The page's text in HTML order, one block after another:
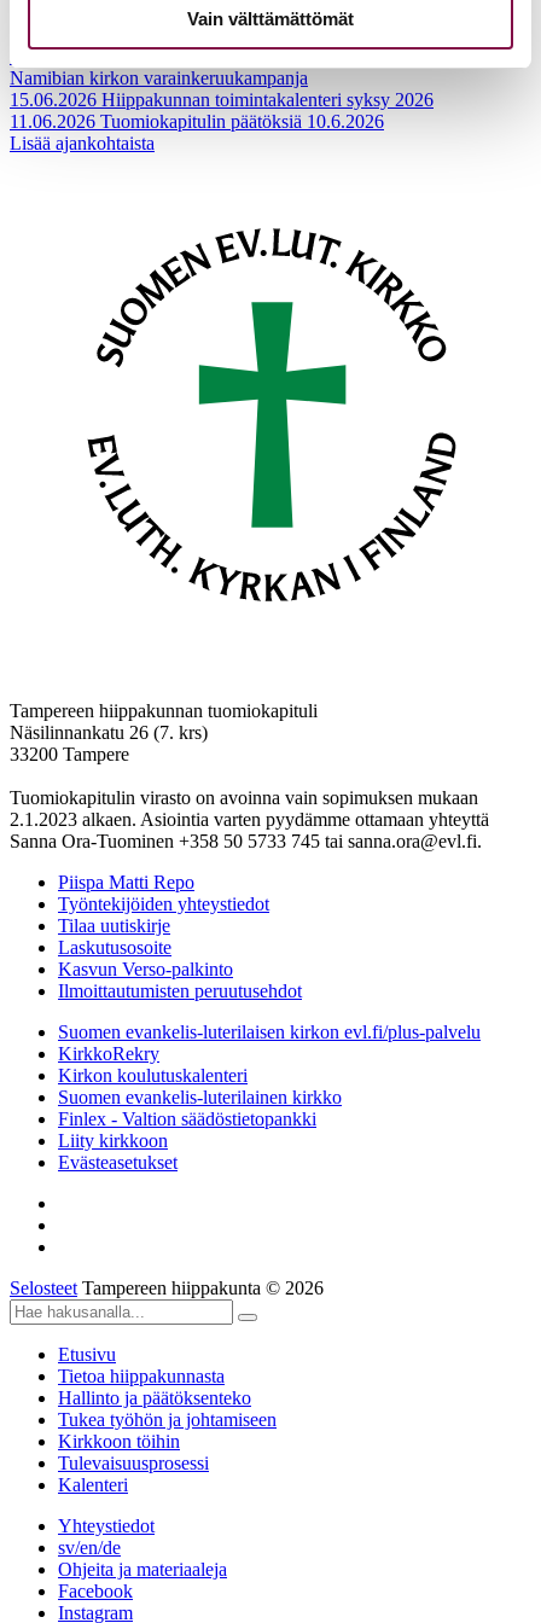
Vain välttämättömät
17.06.2026 Pelastetaan Namibian alkukirkko – yhdessä! –
Namibian kirkon varainkeruukampanja
15.06.2026 Hiippakunnan toimintakalenteri syksy 2026
11.06.2026 Tuomiokapitulin päätöksiä 10.6.2026
Lisää ajankohtaista
Tampereen hiippakunnan tuomiokapituli
Näsilinnankatu 26 (7. krs)
33200 Tampere
Tuomiokapitulin virasto on avoinna vain sopimuksen mukaan
2.1.2023 alkaen. Asiointia varten pyydämme ottamaan yhteyttä
Sanna Ora-Tuominen +358 50 5733 745 tai sanna.ora@evl.fi.
Piispa Matti Repo
Työntekijöiden yhteystiedot
Tilaa uutiskirje
Laskutusosoite
Kasvun Verso-palkinto
Ilmoittautumisten peruutusehdot
Suomen evankelis-luterilaisen kirkon evl.fi/plus-palvelu
KirkkoRekry
Kirkon koulutuskalenteri
Suomen evankelis-luterilainen kirkko
Finlex - Valtion säädöstietopankki
Liity kirkkoon
Evästeasetukset
Selosteet Tampereen hiippakunta © 2026
Etusivu
Tietoa hiippakunnasta
Hallinto ja päätöksenteko
Tukea työhön ja johtamiseen
Kirkkoon töihin
Tulevaisuusprosessi
Kalenteri
Yhteystiedot
sv/en/de
Ohjeita ja materiaaleja
Facebook
Instagram